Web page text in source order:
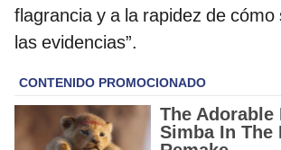
flagrancia y a la rapidez de cómo
las evidencias”.